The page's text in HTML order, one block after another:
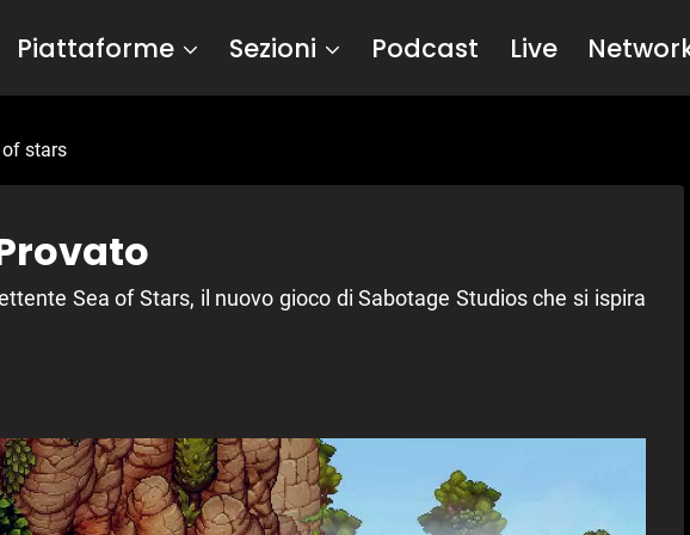
Piattaforme Sezioni Podcast Live
stars
Sea of Stars, il nuovo gioco di Sabotage Studios che si ispira